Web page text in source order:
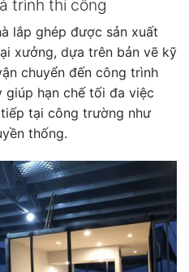
trình thi công
lắp ghép được sản xuất
xưởng, dựa trên bản vẽ kỹ
chuyển đến công trình
giúp hạn chế tối đa việc
tại công trường như
thống.